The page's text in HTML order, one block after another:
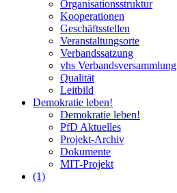
Organisationsstruktur
Kooperationen
Geschäftsstellen
Veranstaltungsorte
Verbandssatzung
vhs Verbandsversammlung
Qualität
Leitbild
Demokratie leben!
Demokratie leben!
PfD Aktuelles
Projekt-Archiv
Dokumente
MIT-Projekt
(1)